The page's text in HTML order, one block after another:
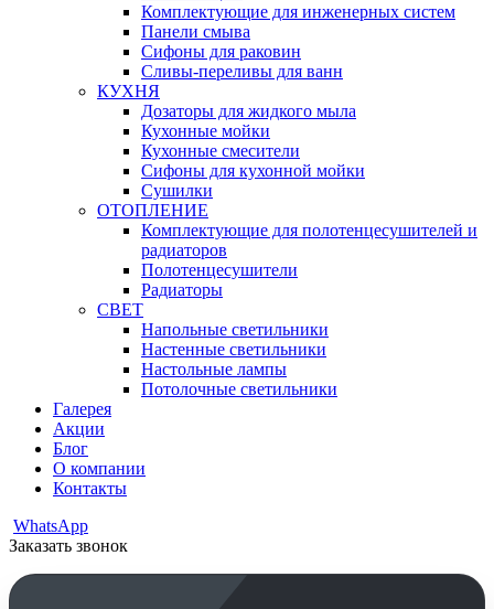
Комплектующие для инженерных систем
Панели смыва
Сифоны для раковин
Сливы-переливы для ванн
КУХНЯ
Дозаторы для жидкого мыла
Кухонные мойки
Кухонные смесители
Сифоны для кухонной мойки
Сушилки
ОТОПЛЕНИЕ
Комплектующие для полотенцесушителей и
радиаторов
Полотенцесушители
Радиаторы
СВЕТ
Напольные светильники
Настенные светильники
Настольные лампы
Потолочные светильники
Галерея
Акции
Блог
О компании
Контакты
WhatsApp
Заказать звонок